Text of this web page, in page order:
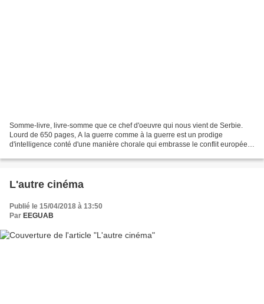
Somme-livre, livre-somme que ce chef d'oeuvre qui nous vient de Serbie.
Lourd de 650 pages, A la guerre comme à la guerre est un prodige
d'intelligence conté d'une manière chorale qui embrasse le conflit européen
L'autre cinéma
Publié le 15/04/2018 à 13:50
Par EEGUAB